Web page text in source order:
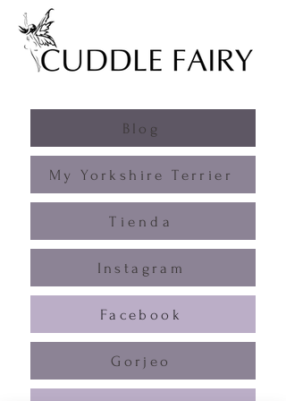
Blog
My Yorkshire Terrier
Tienda
Instagram
Facebook
Gorjeo